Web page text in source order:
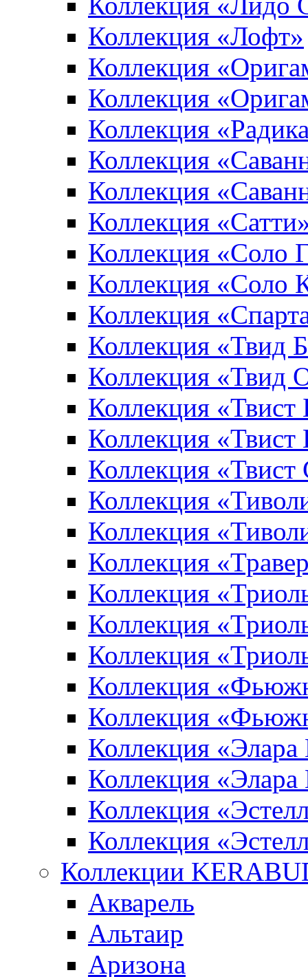
Коллекция «Лофт»
Коллекция
Коллекция
Коллекция
Коллекция
Коллекция
Коллекция
Коллекция «Соло
Коллекция «Соло
Коллекция
Коллекция «Твид
Коллекция «Твид
Коллекция
Коллекция
Коллекция
Коллекция
Коллекция
Коллекция
Коллекция
Коллекция
Коллекция
Коллекция
Коллекция
Коллекция «Элара
Коллекция «Элара
Коллекция
Коллекция
Коллекции
Акварель
Альтаир
Аризона